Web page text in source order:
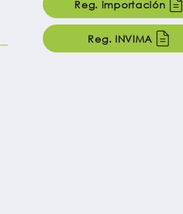
Reg. importación
Reg. INVIMA